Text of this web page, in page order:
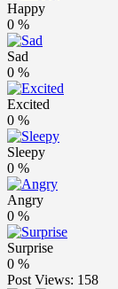
Happy
0 %
Sad
0 %
Excited
0 %
Sleepy
0 %
Angry
0 %
Surprise
0 %
Post Views: 158